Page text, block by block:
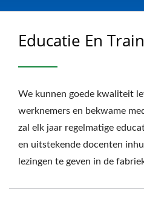
Ltd.
Educatie En
We kunnen goede kwaliteit
werknemers en bekwame
zal elk jaar regelmatige
en uitstekende docenten
lezingen te geven in de